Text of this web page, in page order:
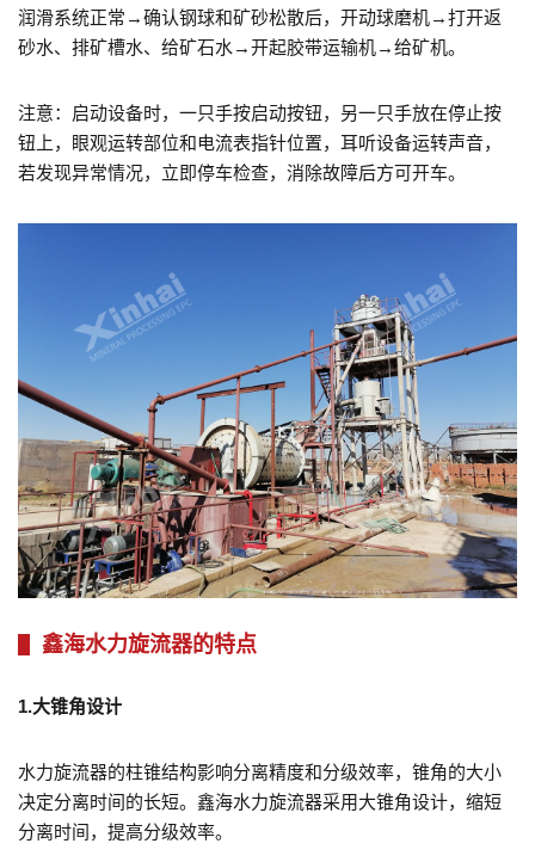
润滑系统正常→确认钢球和矿砂松散后，开动球磨机→打开返
砂水、排矿槽水、给矿石水→开起胶带运输机→给矿机。
注意：启动设备时，一只手按启动按钮，另一只手放在停止按
钮上，眼观运转部位和电流表指针位置，耳听设备运转声音，
若发现异常情况，立即停车检查，消除故障后方可开车。
鑫海水力旋流器的特点
1.大锥角设计
水力旋流器的柱锥结构影响分离精度和分级效率，锥角的大小
决定分离时间的长短。鑫海水力旋流器采用大锥角设计，缩短
分离时间，提高分级效率。